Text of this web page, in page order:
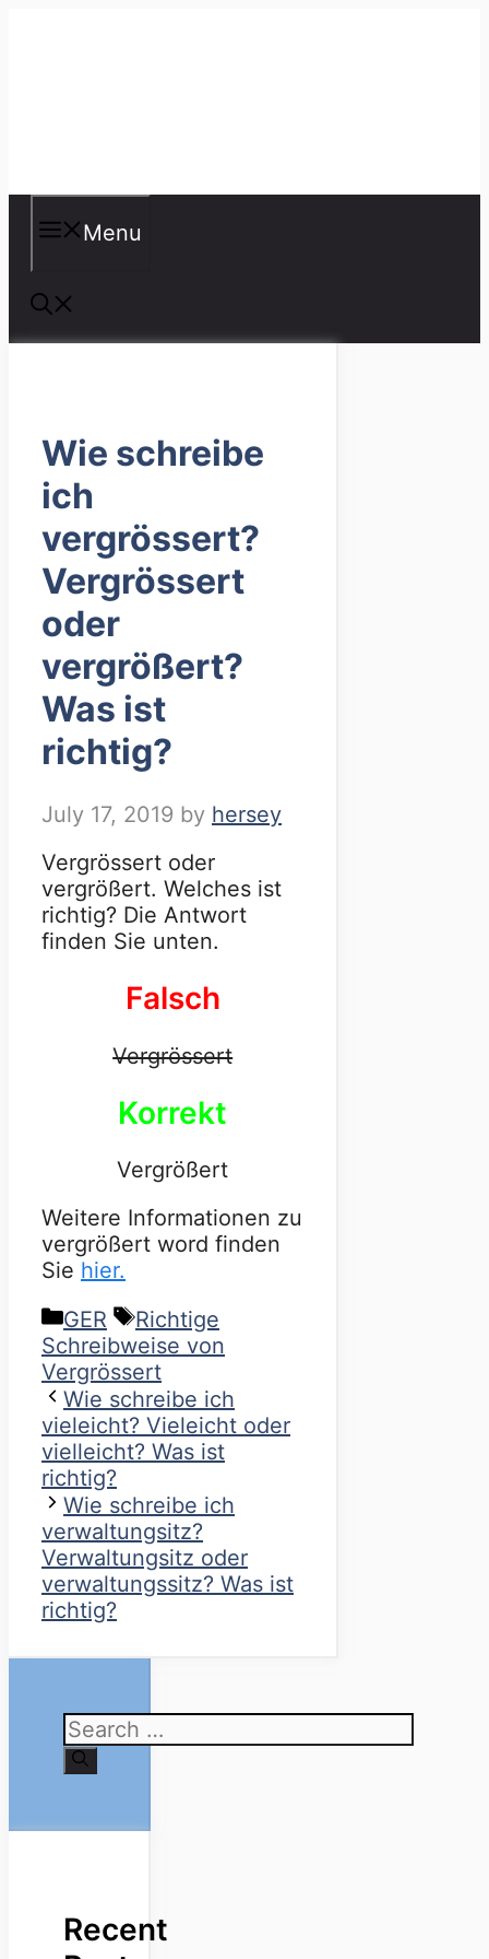
Menu
Wie schreibe
ich
vergrössert?
Vergrössert
oder
vergrößert?
Was ist
richtig?
July 17, 2019 by hersey
Vergrössert oder
vergrößert. Welches ist
richtig? Die Antwort
finden Sie unten.
Falsch
Vergrössert
Korrekt
Vergrößert
Weitere Informationen zu
vergrößert word finden
Sie hier.
Categories
GER Tags
Richtige
Schreibweise von
Vergrössert
Wie schreibe ich
vieleicht? Vieleicht oder
vielleicht? Was ist
richtig?
Wie schreibe ich
verwaltungsitz?
Verwaltungsitz oder
verwaltungssitz? Was ist
richtig?
Search
for:
Recent